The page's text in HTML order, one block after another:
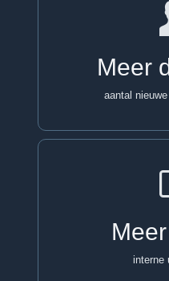
Meer
aantal
interne